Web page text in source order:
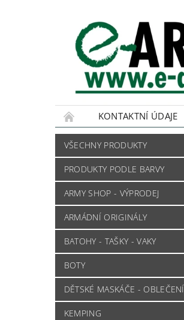
KONTAKTNÍ ÚDAJE
VŠECHNY PRODUKTY
PRODUKTY PODLE BARVY
ARMY SHOP - VÝPRODEJ
ARMÁDNÍ ORIGINÁLY
BATOHY - TAŠKY - VAKY
BOTY
DĚTSKÉ MASKÁČE - OBLEČENÍ
KEMPING